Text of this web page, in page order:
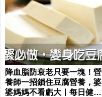
降血脂防衰老只要一塊！營
養師一招鎖住豆腐營養，婆
婆媽媽不看虧大｜每日健康